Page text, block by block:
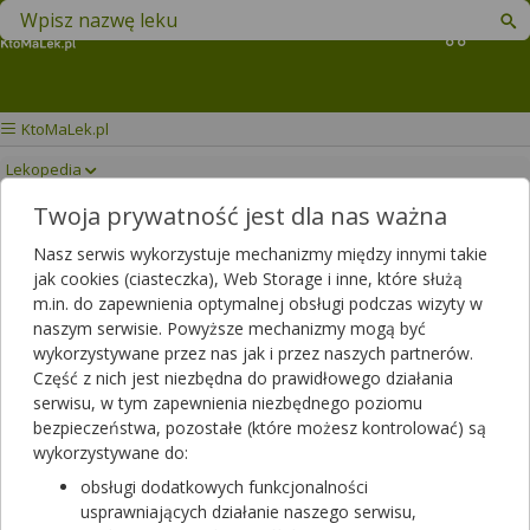
Koszyk
Znajdź lek w swojej okolicy
KtoMaLek.pl
Lekopedia
CALCIUM C CEPHAMED Drukuj/Zapisz
Twoja prywatność jest dla nas ważna
Nasz serwis wykorzystuje mechanizmy między innymi takie
jak cookies (ciasteczka), Web Storage i inne, które służą
m.in. do zapewnienia optymalnej obsługi podczas wizyty w
naszym serwisie. Powyższe mechanizmy mogą być
wykorzystywane przez nas jak i przez naszych partnerów.
Część z nich jest niezbędna do prawidłowego działania
serwisu, w tym zapewnienia niezbędnego poziomu
bezpieczeństwa, pozostałe (które możesz kontrolować) są
wykorzystywane do:
obsługi dodatkowych funkcjonalności
usprawniających działanie naszego serwisu,